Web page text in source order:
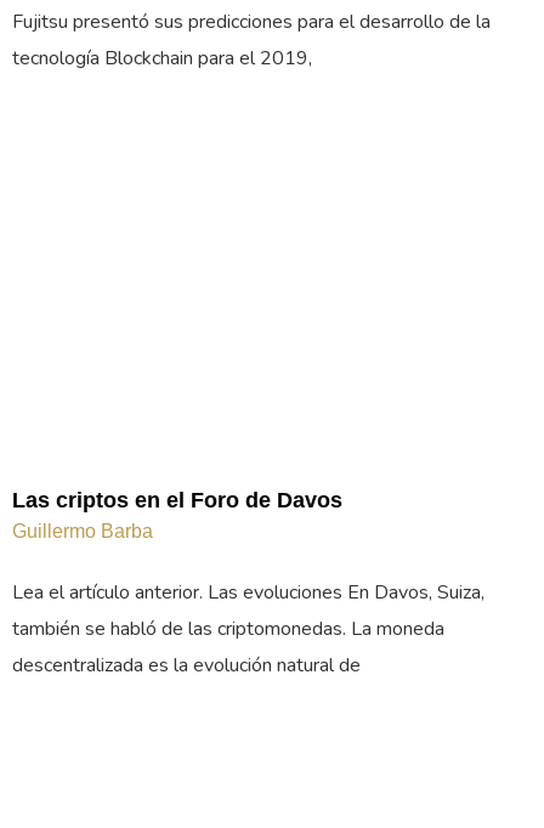
Fujitsu presentó sus predicciones para el desarrollo de la
tecnología Blockchain para el 2019,
Las criptos en el Foro de Davos
Guillermo Barba
Lea el artículo anterior. Las evoluciones En Davos, Suiza,
también se habló de las criptomonedas. La moneda
descentralizada es la evolución natural de